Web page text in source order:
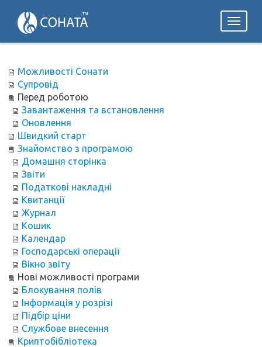
Toggle
Можливості Сонати
Супровід
Перед роботою
Завантаження та встановлення
Оновлення
Швидкий старт
Знайомство з програмою
Домашня сторінка
Звіти
Податкові накладні
Квитанції
Журнал
Кошик
Календар
Господарські операції
Вікно звіту
Нові можливості програми
Блокування полів
Інформація у розрізі
Підбір ціни
Службове внесення
Криптобібліотека